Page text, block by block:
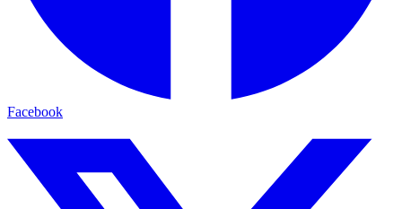
Facebook